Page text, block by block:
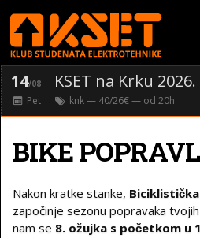
14/08 KSET na Krku 2026.
Pet knk— 40/26€ — od 20h
BIKE
Nakon kratke stanke, Biciklistička
započinje sezonu popravaka
nam se 8. ožujka s početkom u